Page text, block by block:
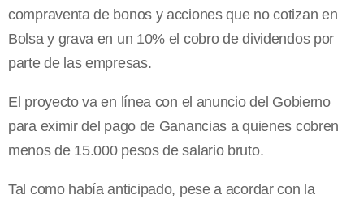
compraventa de bonos y acciones que no cotizan en
Bolsa y grava en un 10% el cobro de dividendos por
parte de las empresas.
El proyecto va en línea con el anuncio del Gobierno
para eximir del pago de Ganancias a quienes cobren
menos de 15.000 pesos de salario bruto.
Tal como había anticipado, pese a acordar con la